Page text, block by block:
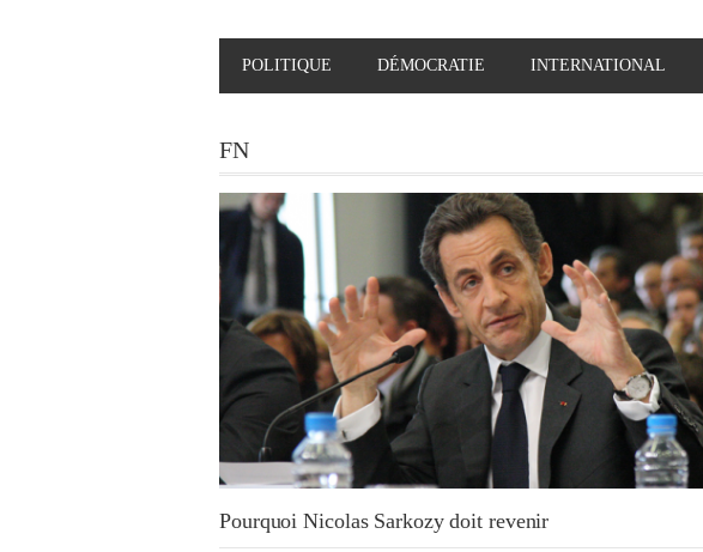
POLITIQUE DÉMOCRATIE INTERNATIONAL
FN
Pourquoi Nicolas Sarkozy doit revenir